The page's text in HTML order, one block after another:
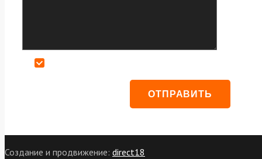
Создание и продвижение: direct18